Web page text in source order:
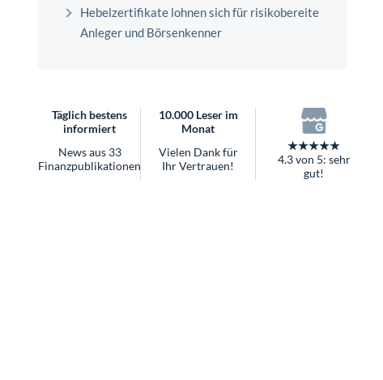
Worauf Sie bei ETFs achten sollten
Hebelzertifikate lohnen sich für risikobereite
Anleger und Börsenkenner
Täglich bestens
informiert
News aus 33
Finanzpublikationen
10.000 Leser im
Monat
Vielen Dank für
Ihr Vertrauen!
★★★★★
4.3 von 5: sehr
gut!